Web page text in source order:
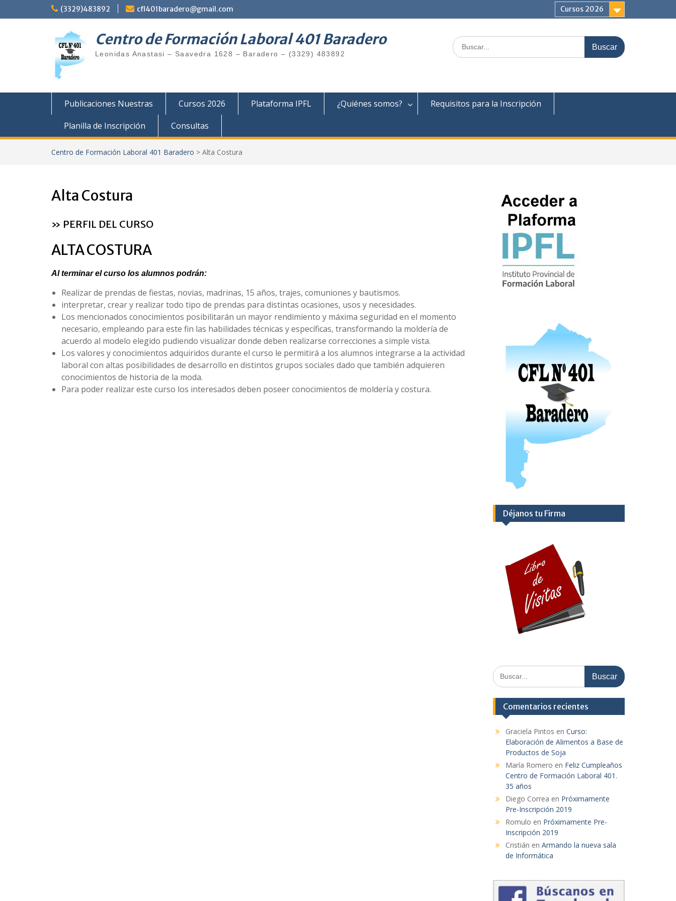
(3329)483892 cfl401baradero@gmail.com Cursos 2026
Centro de Formación Laboral 401 Baradero
Leonidas Anastasi – Saavedra 1628 – Baradero – (3329) 483892
Buscar:
Publicaciones Nuestras Cursos 2026 Plataforma IPFL ¿Quiénes somos?
Requisitos para la Inscripción
Planilla de Inscripción
Consultas
Centro de Formación Laboral 401 Baradero > Alta Costura
Alta Costura
» PERFIL DEL CURSO
ALTA COSTURA
Al terminar el curso los alumnos podrán:
Realizar de prendas de fiestas, novias, madrinas, 15 años, trajes, comuniones y bautismos.
interpretar, crear y realizar todo tipo de prendas para distintas ocasiones, usos y necesidades.
Los mencionados conocimientos posibilitarán un mayor rendimiento y máxima seguridad en el momento
necesario, empleando para este fin las habilidades técnicas y específicas, transformando la moldería de
acuerdo al modelo elegido pudiendo visualizar donde deben realizarse correcciones a simple vista.
Los valores y conocimientos adquiridos durante el curso le permitirá a los alumnos integrarse a la actividad
laboral con altas posibilidades de desarrollo en distintos grupos sociales dado que también adquieren
conocimientos de historia de la moda.
Para poder realizar este curso los interesados deben poseer conocimientos de moldería y costura.
Déjanos tu Firma
Buscar:
Comentarios recientes
Graciela Pintos en Curso:
Elaboración de Alimentos a Base de
Productos de Soja
María Romero en Feliz Cumpleaños
Centro de Formación Laboral 401.
35 años
Diego Correa en Próximamente
Pre-Inscripción 2019
Romulo en Próximamente Pre-
Inscripción 2019
Cristián en Armando la nueva sala
de Informática